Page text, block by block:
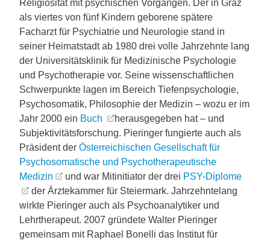
Religiosität mit psychischen Vorgängen. Der in Graz
als viertes von fünf Kindern geborene spätere
Facharzt für Psychiatrie und Neurologie stand in
seiner Heimatstadt ab 1980 drei volle Jahrzehnte lang
der Universitätsklinik für Medizinische Psychologie
und Psychotherapie vor. Seine wissenschaftlichen
Schwerpunkte lagen im Bereich Tiefenpsychologie,
Psychosomatik, Philosophie der Medizin – wozu er im
Jahr 2000 ein Buch
herausgegeben hat – und
Subjektivitätsforschung. Pieringer fungierte auch als
Präsident der Österreichischen Gesellschaft für
Psychosomatische und Psychotherapeutische
Medizin
und war Mitinitiator der drei PSY-Diplome
der Ärztekammer für Steiermark. Jahrzehntelang
wirkte Pieringer auch als Psychoanalytiker und
Lehrtherapeut. 2007 gründete Walter Pieringer
gemeinsam mit Raphael Bonelli das Institut für